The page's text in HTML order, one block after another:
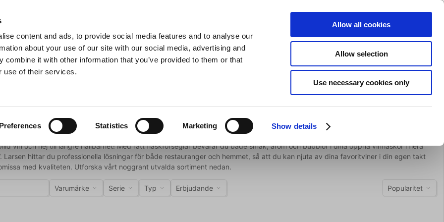
content and ads, to provide social media features and to analyse our
about your use of our site with our social media, advertising and
combine it with other information that you’ve provided to them or that
use of their services.
Preferences Statistics Marketing Show details
Allow all cookies
Allow selection
Use necessary cookies only
Sök Kundvagn (0)
Grillar Köksmaskiner Restaurangkläder Erbjurdanden Brands
korkskruvar och kapsylöppnare
vin och hej till längre hållbarhet! Med rätt flaskförseglar bevarar du både smak, arom och bubblor i dina öppna vinflaskor i flera
Larsen hittar du professionella lösningar för både restauranger och hemmet, så att du kan njuta av dina favoritviner i din egen takt
med kvaliteten. Utforska vårt noggrant utvalda sortiment nedan.
Varumärke Serie Typ Erbjudande Popularitet